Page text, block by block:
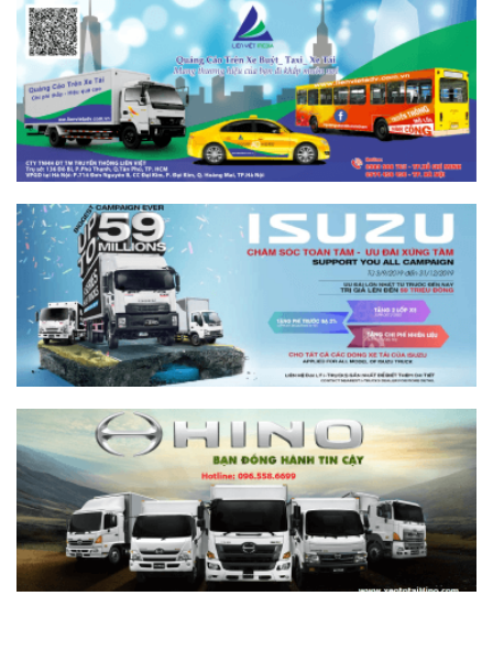
So sánh xe tải SRM T35 và SRM T50: Nên
nâng tải hay tiết kiệm?
Xem chi tiết >>
So sánh xe tải SRM T35 và SRM K990:
Khác biệt gì và chọn sao cho đúng?
Xem chi tiết >>
So sánh xe tải SRM T35 và Tera 100s:
Nên chọn dòng nào?
Xem chi tiết >>
Nên mua xe tải SRM T30 vs Suzuki Carry
Pro? So sánh chi tiết
Xem chi tiết >>
Nên mua xe tải SRM T30 hay Tera 100?
Tìm hiểu chi tiết